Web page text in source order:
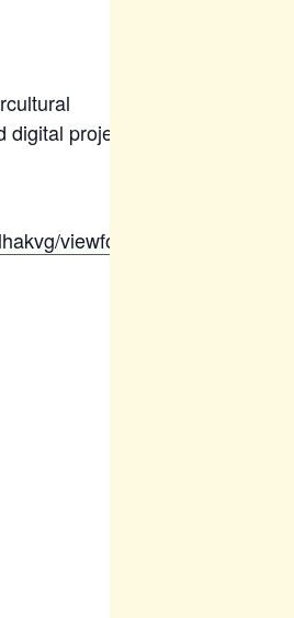
projects
viewform